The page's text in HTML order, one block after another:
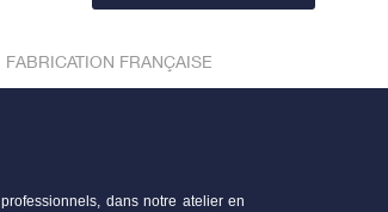
FABRICATION FRANÇAISE
dans notre atelier en